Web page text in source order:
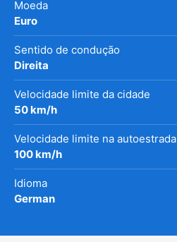
Moeda
Euro
Sentido de condução
Direita
Velocidade limite da cidade
50 km/h
Velocidade limite na autoestrada
100 km/h
Idioma
German